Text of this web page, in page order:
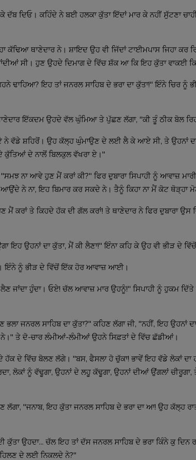
ਦਿਓ। ਕਹਿੰਦੇ ਨੇ ਬਈ ਹਲਕਾ ਕੁੱਤਾ ਇੱਦਾਂ ਮਾਰ ਕੇ ਨਹੀਂ ਸੁੱਟਣਾ
ਥਾਣੇਦਾਰ ਨੇ। ਸ਼ਾਇਦ ਉਹ ਵੀ ਜਿੱਦਾਂ ਟਾਈਮਪਾਸ ਜਿਹਾ ਕਰ
ਸੀ। ਹੁਣ ਉਹਦੇ ਦਿਮਾਗ ਦੇ ਵਿੱਚ ਸ਼ੱਕ ਆ ਕਿ ਇਹ ਕੁੱਤਾ ਵਾਕਈ
ਢਾਹਿਆ? ਇਹ ਤਾਂ ਜਨਰਲ ਸਾਹਿਬ ਦੇ ਭਰਾ ਦਾ ਕੁੱਤਾ!" ਇੰਨੇ ਚਿਰ ਨੂੰ
ਇੱਕਦਮ ਉਹਦੇ ਵੱਲ ਘੁੰਮਿਆ ਤੇ ਪੁੱਛਣ ਲੱਗਾ, "ਕੀ ਤੂੰ ਠੀਕ ਬੋਲ
ਨੇ ਵੱਡੇ ਸ਼ਹਿਰੋਂ। ਉਹ ਕੱਲ੍ਹ ਘੁੰਮਾਉਣ ਦੇ ਲਈ ਲੈ ਕੇ ਆਏ ਸੀ, ਤੇ ਉਹਨਾਂ
ਦੇ ਨਾਲੋਂ ਬਿਲਕੁਲ ਵੱਖਰਾ ਏ।"
ਨਾ ਆਵੇ ਹੁਣ ਮੈਂ ਕਰਾਂ ਕੀ?" ਫਿਰ ਦੁਬਾਰਾ ਸਿਪਾਹੀ ਨੂੰ ਆਵਾਜ਼
ਨੇ ਨਾ, ਇਹ ਬਿਮਾਰ ਕਰ ਸਕਦੇ ਨੇ। ਤੈਨੂੰ ਕਿਹਾ ਨਾ ਮੈਂ ਕੋਟ
ਕਰਾਂ ਤੇ ਕਿਹਦੇ ਹੱਕ ਦੀ ਗੱਲ ਕਰਾਂ! ਤੇ ਥਾਣੇਦਾਰ ਨੇ ਫਿਰ ਦੁਬਾਰਾ
ਇਹ ਉਹਨਾਂ ਦਾ ਕੁੱਤਾ, ਮੈਂ ਕੀ ਲੈਣਾ!" ਇੰਨਾ ਕਹਿ ਕੇ ਉਹ ਵੀ ਭੀੜ ਦੇ
ਇੰਨੇ ਨੂੰ ਭੀੜ ਦੇ ਵਿੱਚੋਂ ਇੱਕ ਹੋਰ ਆਵਾਜ਼ ਆਈ।
ਜਾਂਦਾ ਹੁੰਦਾ। ਓਏ! ਚੱਲ ਆਵਾਜ਼ ਮਾਰ ਉਹਨੂੰ!" ਸਿਪਾਹੀ ਨੂੰ ਹੁਕਮ
ਜਨਰਲ ਸਾਹਿਬ ਦਾ ਕੁੱਤਾ?" ਕਹਿਣ ਲੱਗਾ ਜੀ, "ਨਹੀਂ, ਇਹ ਉਹਨਾਂ
ਤੇ ਦੋ-ਚਾਰ ਲੰਮੀਆਂ-ਲੰਮੀਆਂ ਉਹਨੇ ਸਿਫ਼ਤਾਂ ਦੇ ਵਿੱਚ ਛੱਡੀਆਂ।
ਹੱਕ ਦੇ ਵਿੱਚ ਬੋਲਣ ਲੱਗੇ। "ਬਸ, ਫੈਸਲਾ ਹੋ ਚੁੱਕਾ! ਭਾਵੇਂ ਇਹ ਵੱਡੇ ਲੋਕਾਂ ਦਾ
ਲੋਕਾਂ ਨੂੰ ਵੱਢੂਗਾ, ਉਹਨਾਂ ਦੇ ਲਹੂ ਕੱਢੂਗਾ, ਉਹਨਾਂ ਦੀਆਂ ਉਂਗਲਾਂ
ਲੱਗਾ, "ਜਨਾਬ, ਇਹ ਕੁੱਤਾ ਜਨਰਲ ਸਾਹਿਬ ਦੇ ਭਰਾ ਦਾ ਆ! ਉਹ ਕੱਲ੍ਹ
ਕੁੱਤਾ ਉਹਦਾ... ਚੱਲ ਇਹ ਤਾਂ ਦੱਸ ਜਨਰਲ ਸਾਹਿਬ ਦੇ ਭਰਾ ਕਿੰਨੇ ਕੁ
ਦੇ ਲਈ ਨਿਕਲਦੇ ਨੇ?"